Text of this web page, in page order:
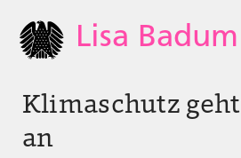
Lisa Badum
Klimaschutz
an